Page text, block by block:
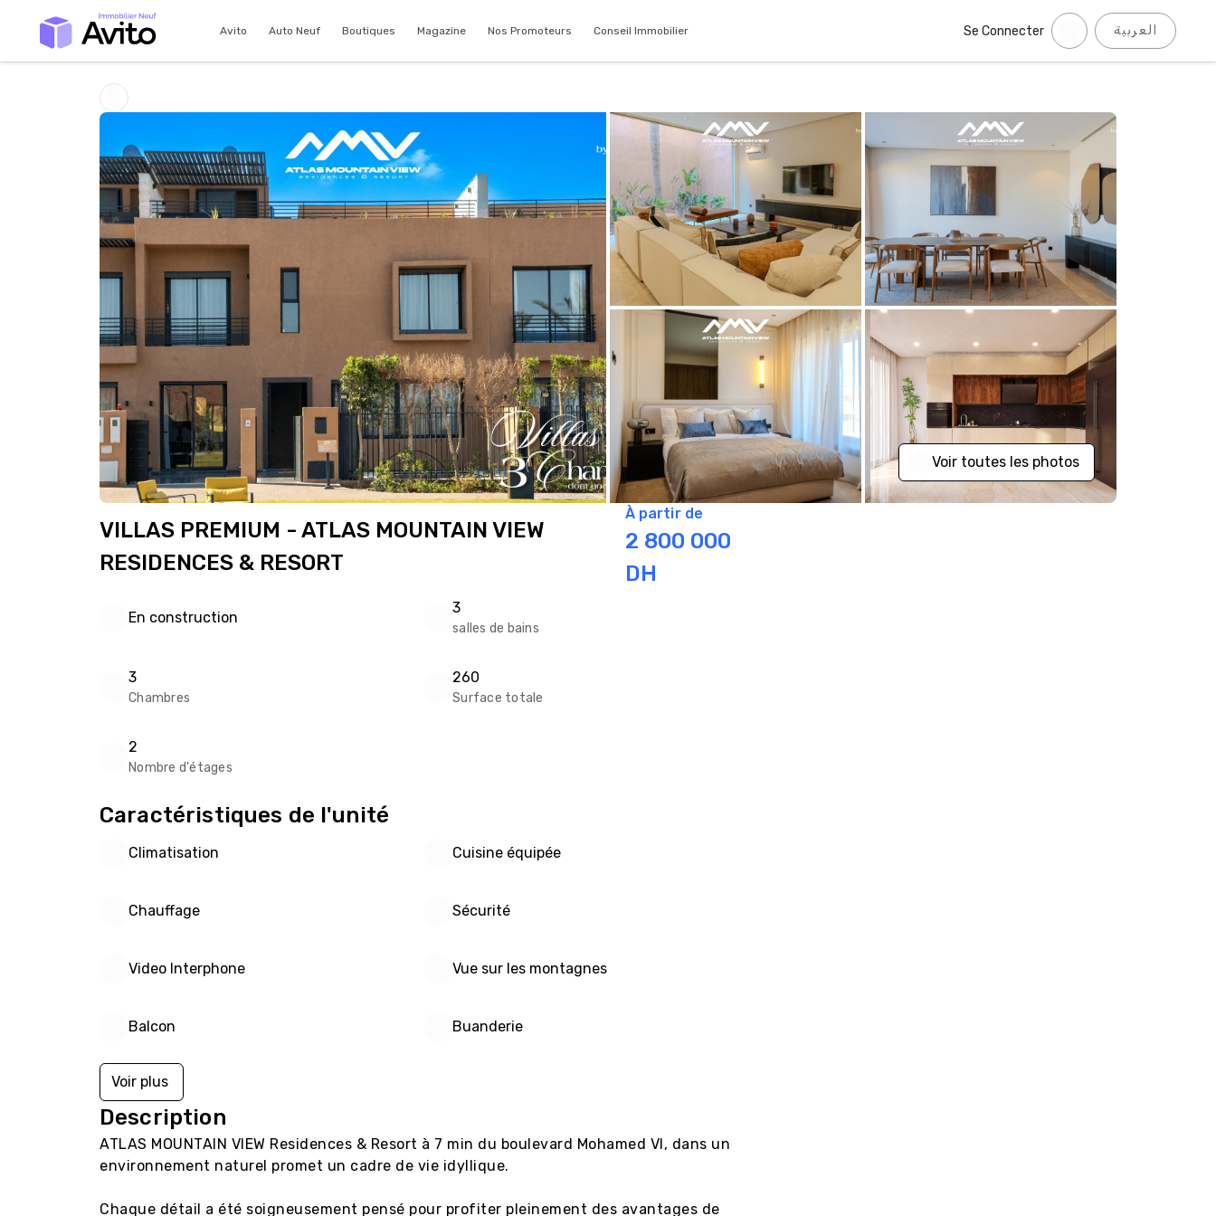
Avito Auto Neuf Boutiques Magazine Nos Promoteurs Conseil Immobilier Se Connecter العربية
Voir toutes les photos
VILLAS PREMIUM - ATLAS MOUNTAIN VIEW
RESIDENCES & RESORT
À partir de
2 800 000
DH
En construction
3
salles de bains
3
Chambres
260
Surface totale
2
Nombre d'étages
Caractéristiques de l'unité
Climatisation Cuisine équipée
Chauffage Sécurité
Video Interphone Vue sur les montagnes
Balcon Buanderie
Voir plus
Description
ATLAS MOUNTAIN VIEW Residences & Resort à 7 min du boulevard Mohamed VI, dans un
environnement naturel promet un cadre de vie idyllique.
Chaque détail a été soigneusement pensé pour profiter pleinement des avantages de